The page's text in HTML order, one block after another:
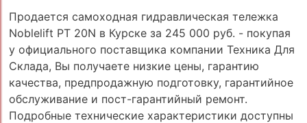
Продается самоходная гидравлическая тележка
Noblelift PT 20N в Курске за 245 000 руб. - покупая
у официального поставщика компании Техника Для
Склада, Вы получаете низкие цены, гарантию
качества, предпродажную подготовку, гарантийное
обслуживание и пост-гарантийный ремонт.
Подробные технические характеристики доступны